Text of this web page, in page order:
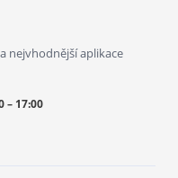
nejvhodnější aplikace
– 17:00